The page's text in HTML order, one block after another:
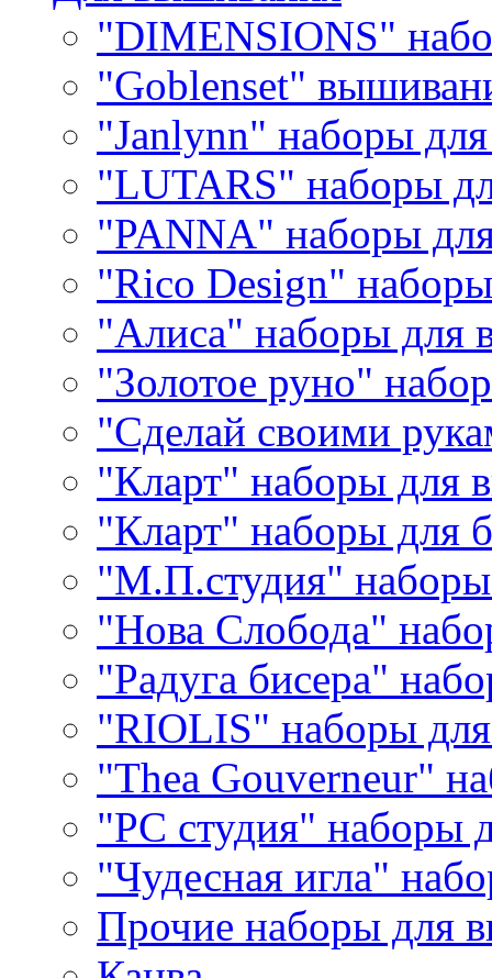
"DIMENSIONS"
"Goblenset"
"Janlynn" наборы
"LUTARS" наборы
"PANNA" наборы
"Rico Design"
"Алиса" наборы для
"Золотое руно"
"Сделай своими
"Кларт" наборы для
"Кларт" наборы для
"М.П.студия"
"Нова Слобода"
"Радуга бисера"
"RIOLIS" наборы
"Thea Gouverneur"
"РС студия" наборы
"Чудесная игла"
Прочие наборы для